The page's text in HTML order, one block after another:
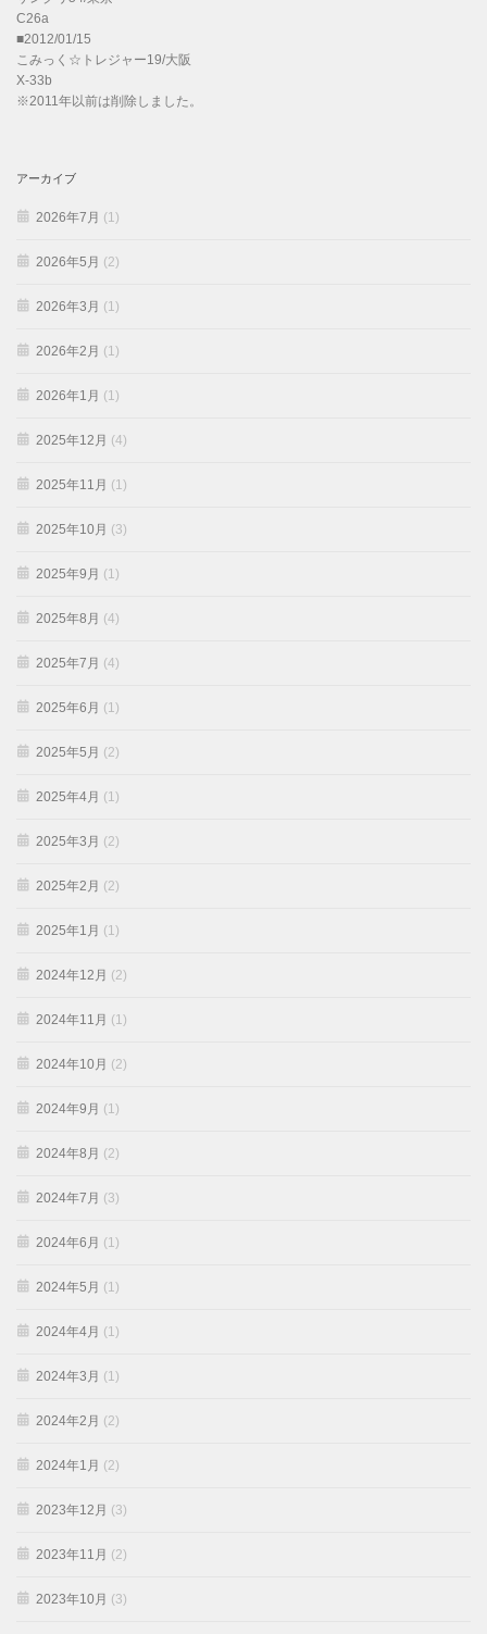
C26a
■2012/01/15
こみっく☆トレジャー19/大阪
X-33b
※2011年以前は削除しました。
アーカイブ
2026年7月 (1)
2026年5月 (2)
2026年3月 (1)
2026年2月 (1)
2026年1月 (1)
2025年12月 (4)
2025年11月 (1)
2025年10月 (3)
2025年9月 (1)
2025年8月 (4)
2025年7月 (4)
2025年6月 (1)
2025年5月 (2)
2025年4月 (1)
2025年3月 (2)
2025年2月 (2)
2025年1月 (1)
2024年12月 (2)
2024年11月 (1)
2024年10月 (2)
2024年9月 (1)
2024年8月 (2)
2024年7月 (3)
2024年6月 (1)
2024年5月 (1)
2024年4月 (1)
2024年3月 (1)
2024年2月 (2)
2024年1月 (2)
2023年12月 (3)
2023年11月 (2)
2023年10月 (3)